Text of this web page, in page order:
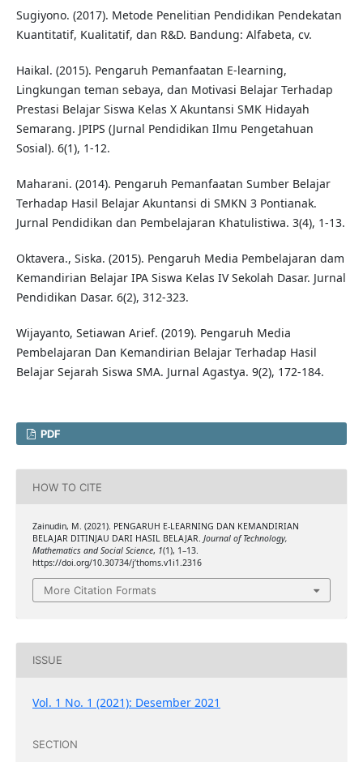
Sugiyono. (2017). Metode Penelitian Pendidikan Pendekatan
Kuantitatif, Kualitatif, dan R&D. Bandung: Alfabeta, cv.
Haikal. (2015). Pengaruh Pemanfaatan E-learning,
Lingkungan teman sebaya, dan Motivasi Belajar Terhadap
Prestasi Belajar Siswa Kelas X Akuntansi SMK Hidayah
Semarang. JPIPS (Jurnal Pendidikan Ilmu Pengetahuan
Sosial). 6(1), 1-12.
Maharani. (2014). Pengaruh Pemanfaatan Sumber Belajar
Terhadap Hasil Belajar Akuntansi di SMKN 3 Pontianak.
Jurnal Pendidikan dan Pembelajaran Khatulistiwa. 3(4), 1-13.
Oktavera., Siska. (2015). Pengaruh Media Pembelajaran dam
Kemandirian Belajar IPA Siswa Kelas IV Sekolah Dasar. Jurnal
Pendidikan Dasar. 6(2), 312-323.
Wijayanto, Setiawan Arief. (2019). Pengaruh Media
Pembelajaran Dan Kemandirian Belajar Terhadap Hasil
Belajar Sejarah Siswa SMA. Jurnal Agastya. 9(2), 172-184.
PDF
HOW TO CITE
Zainudin, M. (2021). PENGARUH E-LEARNING DAN KEMANDIRIAN
BELAJAR DITINJAU DARI HASIL BELAJAR. Journal of Technology,
Mathematics and Social Science, 1(1), 1–13.
https://doi.org/10.30734/j’thoms.v1i1.2316
More Citation Formats
ISSUE
Vol. 1 No. 1 (2021): Desember 2021
SECTION